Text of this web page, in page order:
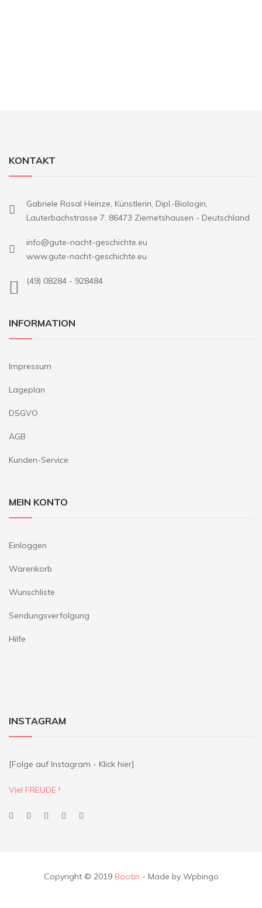
KONTAKT
Gabriele Rosal Heinze, Künstlerin, Dipl.-Biologin,
Lauterbachstrasse 7, 86473 Ziemetshausen - Deutschland
info@gute-nacht-geschichte.eu
www.gute-nacht-geschichte.eu
(49) 08284 - 928484
INFORMATION
Impressum
Lageplan
DSGVO
AGB
Kunden-Service
MEIN KONTO
Einloggen
Warenkorb
Wunschliste
Sendungsverfolgung
Hilfe
INSTAGRAM
[Folge auf Instagram - Klick hier]
Viel FREUDE !
Copyright © 2019 Bootin - Made by Wpbingo